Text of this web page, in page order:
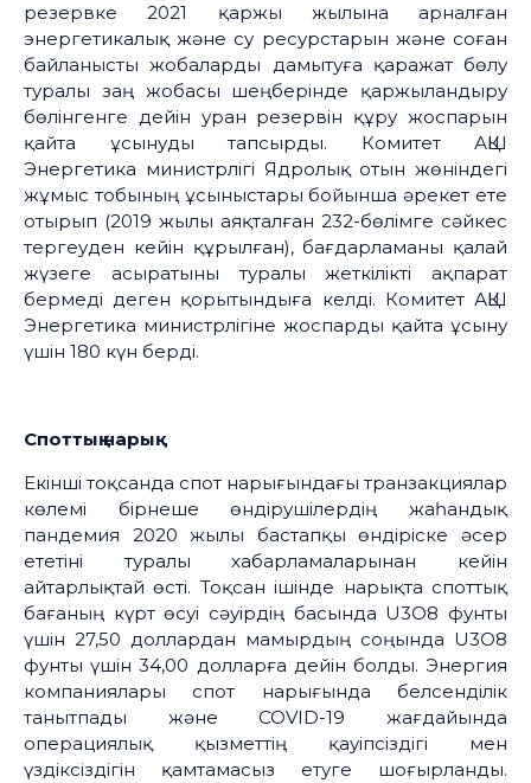
резервке 2021 қаржы жылына арналған
энергетикалық және су ресурстарын және соған
байланысты жобаларды дамытуға қаражат бөлу
туралы заң жобасы шеңберінде қаржыландыру
бөлінгенге дейін уран резервін құру жоспарын
қайта ұсынуды тапсырды. Комитет АҚШ
Энергетика министрлігі Ядролық отын жөніндегі
жұмыс тобының ұсыныстары бойынша әрекет ете
отырып (2019 жылы аяқталған 232-бөлімге сәйкес
тергеуден кейін құрылған), бағдарламаны қалай
жүзеге асыратыны туралы жеткілікті ақпарат
бермеді деген қорытындыға келді. Комитет АҚШ
Энергетика министрлігіне жоспарды қайта ұсыну
үшін 180 күн берді.
Споттық нарық
Екінші тоқсанда спот нарығындағы транзакциялар
көлемі бірнеше өндірушілердің жаһандық
пандемия 2020 жылы бастапқы өндіріске әсер
ететіні туралы хабарламаларынан кейін
айтарлықтай өсті. Тоқсан ішінде нарықта споттық
бағаның күрт өсуі сәуірдің басында U3O8 фунты
үшін 27,50 доллардан мамырдың соңында U3O8
фунты үшін 34,00 долларға дейін болды. Энергия
компаниялары спот нарығында белсенділік
танытпады және COVID-19 жағдайында
операциялық қызметтің қауіпсіздігі мен
үздіксіздігін қамтамасыз етуге шоғырланды.